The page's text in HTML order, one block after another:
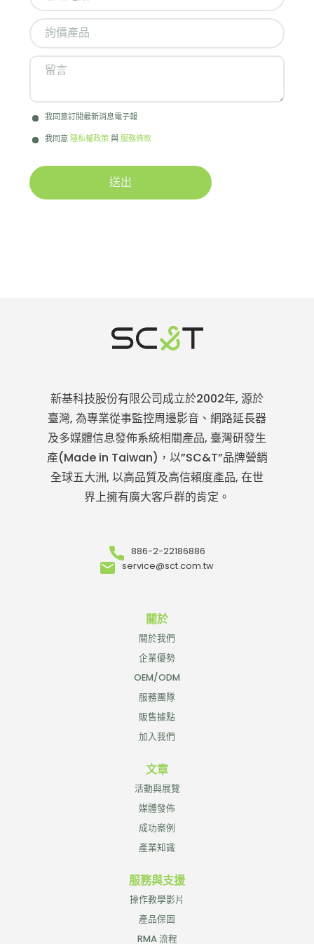
我同意訂閱最新消息電子報
我同意 隱私權政策與服務條款
新基科技股份有限公司成立於2002年, 源於
臺灣, 為專業從事監控周邊影音、網路延長器
及多媒體信息發佈系統相關產品, 臺灣研發生
產(Made in Taiwan)，以”SC&T”品牌營銷
全球五大洲, 以高品質及高信賴度產品, 在世
界上擁有廣大客戶群的肯定。
886-2-22186886
service@sct.com.tw
關於
關於我們
企業優勢
OEM/ODM
服務團隊
販售據點
加入我們
文章
活動與展覽
媒體發佈
成功案例
產業知識
服務與支援
操作教學影片
產品保固
RMA 流程